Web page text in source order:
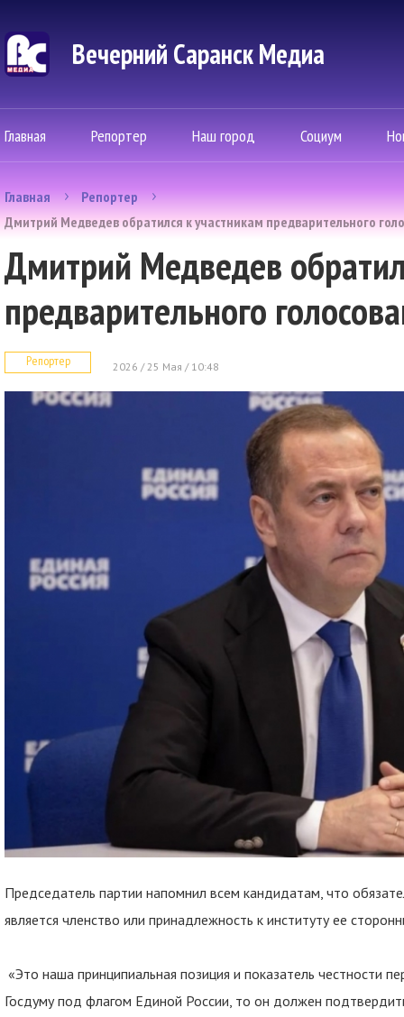
Вечерний Саранск Mедиа
Главная Репортер Наш город Социум
Главная
Репортер
Дмитрий Медведев обратился к участникам предварительного
Дмитрий Медведев
предварительного
Репортер 2026 / 25 Мая / 10:48
Председатель партии напомнил всем кандидатам, что
является членство или принадлежность к институту ее
«Это наша принципиальная позиция и показатель честности
Госдуму под флагом Единой России, то он должен